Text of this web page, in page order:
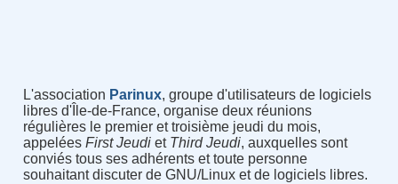
L'association Parinux, groupe d'utilisateurs de logiciels
libres d'Île-de-France, organise deux réunions
régulières le premier et troisième jeudi du mois,
appelées First Jeudiet Third Jeudi, auxquelles sont
conviés tous ses adhérents et toute personne
souhaitant discuter de GNU/Linux et de logiciels libres.